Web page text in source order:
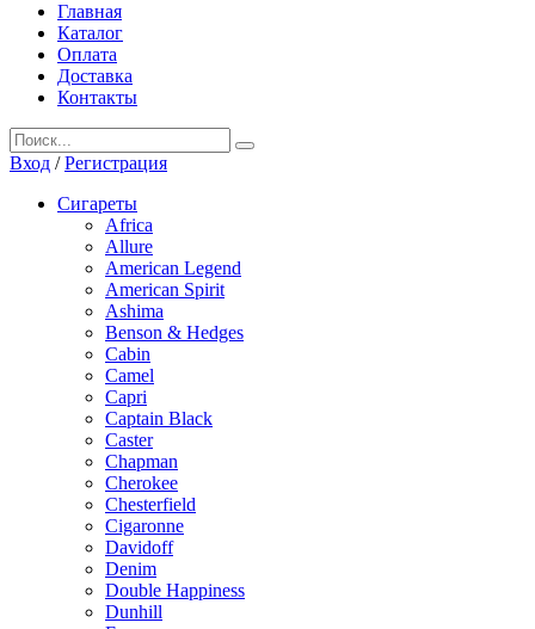
Главная
Каталог
Оплата
Доставка
Контакты
Вход /Регистрация
Сигареты
Africa
Allure
American Legend
American Spirit
Ashima
Benson & Hedges
Cabin
Camel
Capri
Captain Black
Caster
Chapman
Cherokee
Chesterfield
Cigaronne
Davidoff
Denim
Double Happiness
Dunhill